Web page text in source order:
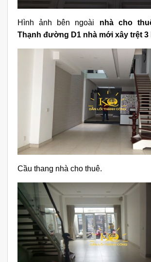
Hình ảnh bên ngoài nhà cho
Thạnh đường D1 nhà mới xây trệt 3
Cầu thang nhà cho thuê.